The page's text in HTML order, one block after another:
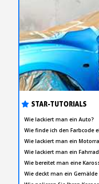
STAR-TUTORIALS
Wie lackiert man ein Auto?
Wie finde ich den Farbcode
Wie lackiert man ein
Wie lackiert man ein
Wie bereitet man eine
Wie deckt man ein